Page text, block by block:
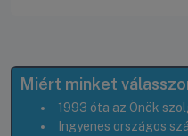
Miért minket
1993 óta az Önök
Ingyenes országos